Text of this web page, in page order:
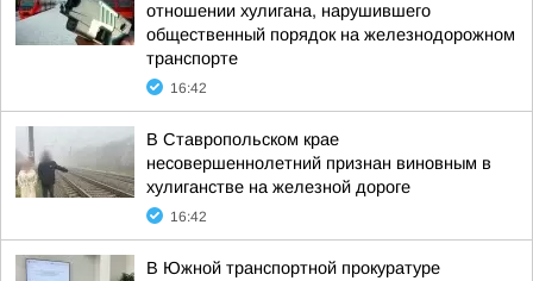
отношении хулигана, нарушившего
общественный порядок на железнодорожном
транспорте
16:42
В Ставропольском крае
несовершеннолетний признан виновным в
хулиганстве на железной дороге
16:42
В Южной транспортной прокуратуре